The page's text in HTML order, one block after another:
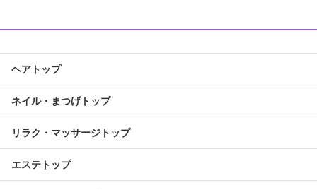
ヘアトップ
ネイル・まつげトップ
リラク・マッサージトップ
エステトップ